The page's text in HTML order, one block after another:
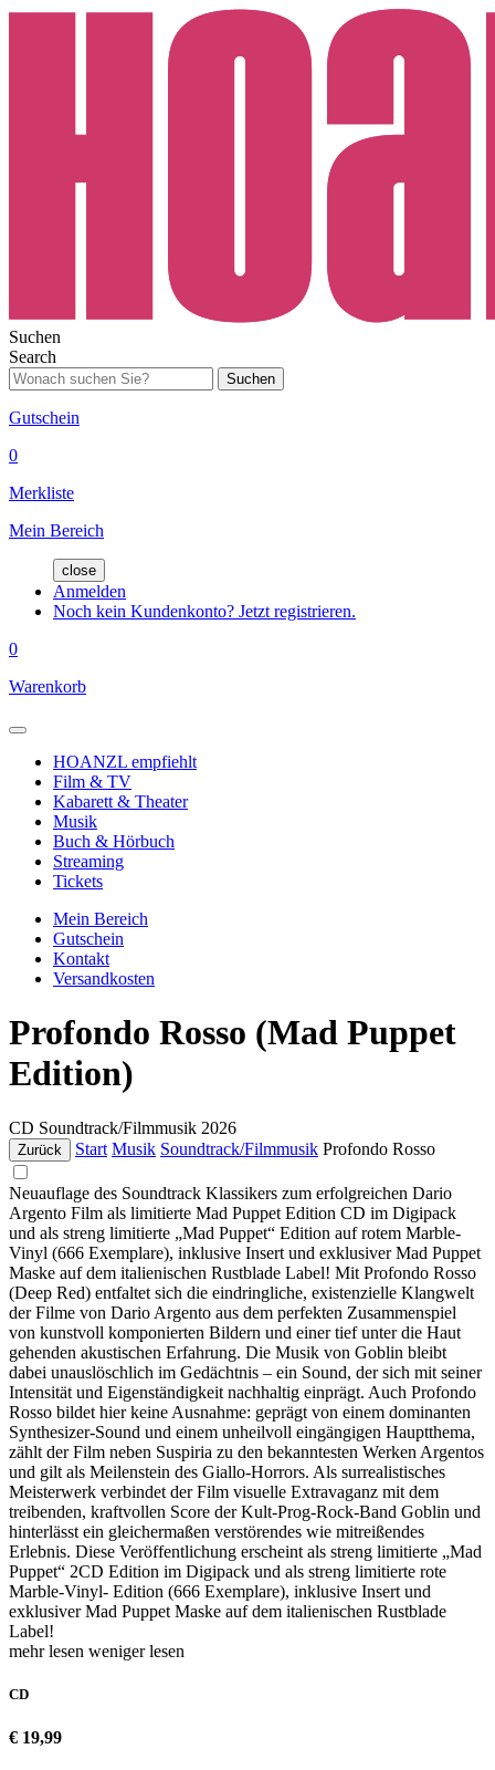
Suchen
Search
Suchen
Gutschein
0
Merkliste
Mein Bereich
close
Anmelden
Noch kein Kundenkonto? Jetzt registrieren.
0
Warenkorb
HOANZL empfiehlt
Film & TV
Kabarett & Theater
Musik
Buch & Hörbuch
Streaming
Tickets
Mein Bereich
Gutschein
Kontakt
Versandkosten
Profondo Rosso (Mad Puppet
Edition)
CD Soundtrack/Filmmusik 2026
Zurück Start Musik Soundtrack/Filmmusik Profondo Rosso
Neuauflage des Soundtrack Klassikers zum erfolgreichen Dario
Argento Film als limitierte Mad Puppet Edition CD im Digipack
und als streng limitierte „Mad Puppet“ Edition auf rotem Marble-
Vinyl (666 Exemplare), inklusive Insert und exklusiver Mad Puppet
Maske auf dem italienischen Rustblade Label! Mit Profondo Rosso
(Deep Red) entfaltet sich die eindringliche, existenzielle Klangwelt
der Filme von Dario Argento aus dem perfekten Zusammenspiel
von kunstvoll komponierten Bildern und einer tief unter die Haut
gehenden akustischen Erfahrung. Die Musik von Goblin bleibt
dabei unauslöschlich im Gedächtnis – ein Sound, der sich mit seiner
Intensität und Eigenständigkeit nachhaltig einprägt. Auch Profondo
Rosso bildet hier keine Ausnahme: geprägt von einem dominanten
Synthesizer-Sound und einem unheilvoll eingängigen Hauptthema,
zählt der Film neben Suspiria zu den bekanntesten Werken Argentos
und gilt als Meilenstein des Giallo-Horrors. Als surrealistisches
Meisterwerk verbindet der Film visuelle Extravaganz mit dem
treibenden, kraftvollen Score der Kult-Prog-Rock-Band Goblin und
hinterlässt ein gleichermaßen verstörendes wie mitreißendes
Erlebnis. Diese Veröffentlichung erscheint als streng limitierte „Mad
Puppet“ 2CD Edition im Digipack und als streng limitierte rote
Marble-Vinyl- Edition (666 Exemplare), inklusive Insert und
exklusiver Mad Puppet Maske auf dem italienischen Rustblade
Label!
mehr lesen weniger lesen
CD
€ 19,99